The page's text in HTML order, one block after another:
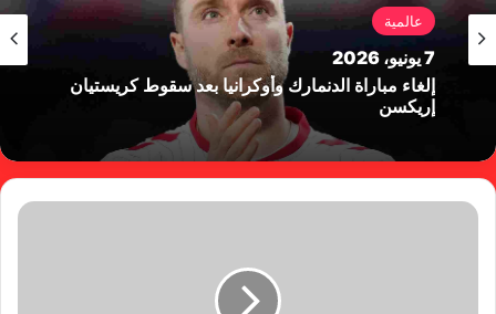
عالمية
7 يونيو، 2026
إلغاء مباراة الدنمارك وأوكرانيا بعد سقوط كريستيان
إريكسن